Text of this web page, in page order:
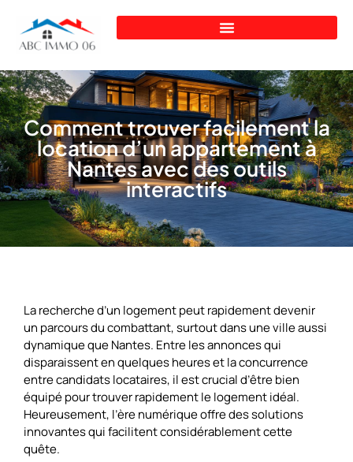
Comment trouver facilement la
location d’un appartement à
Nantes avec des outils
interactifs
La recherche d’un logement peut rapidement devenir
un parcours du combattant, surtout dans une ville aussi
dynamique que Nantes. Entre les annonces qui
disparaissent en quelques heures et la concurrence
entre candidats locataires, il est crucial d’être bien
équipé pour trouver rapidement le logement idéal.
Heureusement, l’ère numérique offre des solutions
innovantes qui facilitent considérablement cette
quête.